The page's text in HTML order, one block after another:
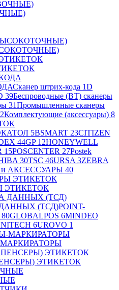
Сканер штрих-кода 1D
39Беспроводные (BT) сканеры
31Промышленные сканеры
2Комплектующие (аксессуары) 8
АТОЛ 5BSMART 23CITIZEN
44GP12HONEYWELL
15POSCENTER 27Postek
30TSC 46URSA 3ZEBRA
АКСЕССУАРЫ 40
ЭТИКЕТОК
(ТСД)POINT-
80GLOBALPOS 6MINDEO
6UROVO 1
ЭТИКЕТОК